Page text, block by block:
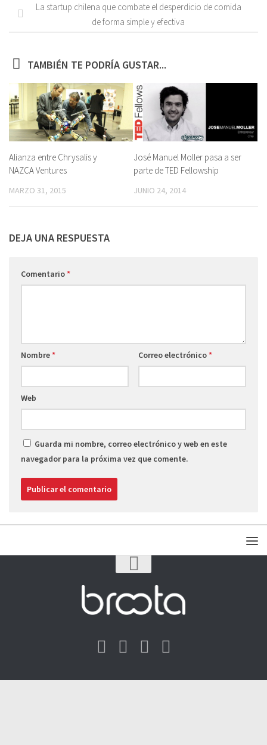
La startup chilena que combate el desperdicio de comida
de forma simple y efectiva
TAMBIÉN TE PODRÍA GUSTAR...
Alianza entre Chrysalis y
NAZCA Ventures
MARZO 31, 2015
José Manuel Moller pasa a ser
parte de TED Fellowship
JUNIO 24, 2014
DEJA UNA RESPUESTA
Comentario*
Nombre* Correo electrónico*
Web
Guarda mi nombre, correo electrónico y web en este
navegador para la próxima vez que comente.